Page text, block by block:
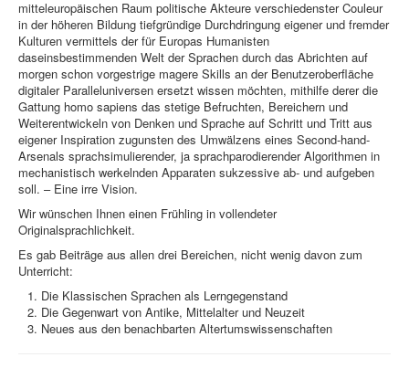
mitteleuropäischen Raum politische Akteure verschiedenster Couleur
in der höheren Bildung tiefgründige Durchdringung eigener und fremder
Kulturen vermittels der für Europas Humanisten
daseinsbestimmenden Welt der Sprachen durch das Abrichten auf
morgen schon vorgestrige magere Skills an der Benutzeroberfläche
digitaler Paralleluniversen ersetzt wissen möchten, mithilfe derer die
Gattung homo sapiens das stetige Befruchten, Bereichern und
Weiterentwickeln von Denken und Sprache auf Schritt und Tritt aus
eigener Inspiration zugunsten des Umwälzens eines Second-hand-
Arsenals sprachsimulierender, ja sprachparodierender Algorithmen in
mechanistisch werkelnden Apparaten sukzessive ab- und aufgeben
soll. – Eine irre Vision.
Wir wünschen Ihnen einen Frühling in vollendeter
Originalsprachlichkeit.
Es gab Beiträge aus allen drei Bereichen, nicht wenig davon zum
Unterricht:
Die Klassischen Sprachen als Lerngegenstand
Die Gegenwart von Antike, Mittelalter und Neuzeit
Neues aus den benachbarten Altertumswissenschaften